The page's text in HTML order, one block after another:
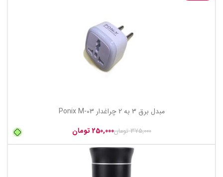
مبدل برق 3 به 2 چراغدار Ponix M-03
375,000 تومان250,000 تومان